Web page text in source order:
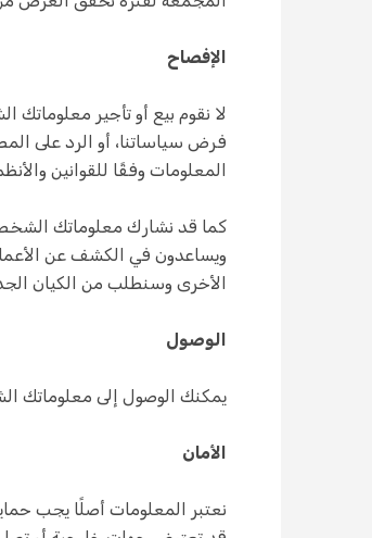
الإفصاح
لا نقوم بيع أو تأجير
فرض سياساتنا، أو الرد على
المعلومات وفقًا للقوانين
كما قد نشارك معلوماتك
ويساعدون في الكشف عن
الأخرى وسنطلب من الكيان
الوصول
يمكنك الوصول إلى معلوماتك
الأمان
نعتبر المعلومات أصلًا يجب